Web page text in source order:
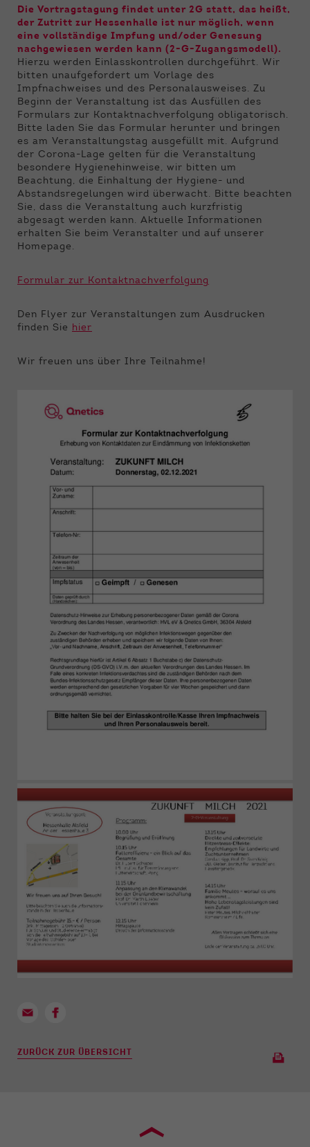
Die Vortragstagung findet unter 2G statt, das heißt,
der Zutritt zur Hessenhalle ist nur möglich, wenn
eine vollständige Impfung und/oder Genesung
nachgewiesen werden kann (2-G-Zugangsmodell).
Hierzu werden Einlasskontrollen durchgeführt. Wir
bitten unaufgefordert um Vorlage des
Impfnachweises und des Personalausweises. Zu
Beginn der Veranstaltung ist das Ausfüllen des
Formulars zur Kontaktnachverfolgung obligatorisch.
Bitte laden Sie das Formular herunter und bringen
es am Veranstaltungstag ausgefüllt mit. Aufgrund
der Corona-Lage gelten für die Veranstaltung
besondere Hygienehinweise, wir bitten um
Beachtung, die Einhaltung der Hygiene- und
Abstandsregelungen wird überwacht. Bitte beachten
Sie, dass die Veranstaltung auch kurzfristig
abgesagt werden kann. Aktuelle Informationen
erhalten Sie beim Veranstalter und auf unserer
Homepage.
Formular zur Kontaktnachverfolgung
Den Flyer zur Veranstaltungen zum Ausdrucken
finden Sie hier
Wir freuen uns über Ihre Teilnahme!
ZURÜCK ZUR ÜBERSICHT
›